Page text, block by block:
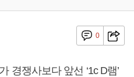
0
경쟁사보다 앞선 ‘1c D램’